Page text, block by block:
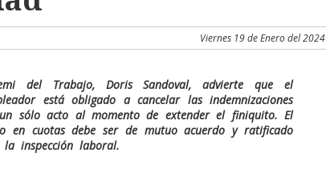
Viernes 19 de Enero del 2024
del Trabajo, Doris Sandoval, advierte que el
está obligado a cancelar las indemnizaciones
sólo acto al momento de extender el finiquito. El
en cuotas debe ser de mutuo acuerdo y ratificado
inspección laboral.